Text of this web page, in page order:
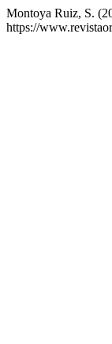
Montoya Ruiz, S.
https://